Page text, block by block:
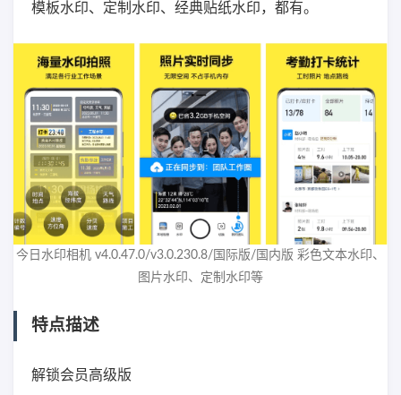
模板水印、定制水印、经典贴纸水印，都有。
今日水印相机 v4.0.47.0/v3.0.230.8/国际版/国内版 彩色文本水印、
图片水印、定制水印等
特点描述
解锁会员高级版